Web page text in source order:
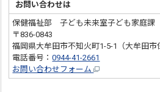
お問い合わせは
保健福祉部 子ども未来室子ども家庭課
〒836-0843
福岡県大牟田市不知火町1-5-1（大牟田市
電話番号：0944-41-2661
お問い合わせフォーム